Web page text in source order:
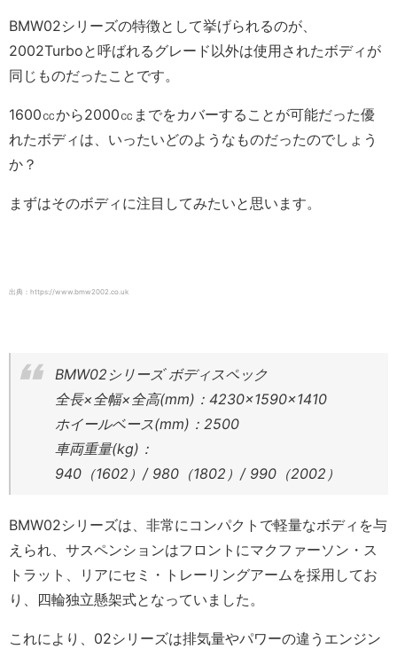
BMW02シリーズの特徴として挙げられるのが、
2002Turboと呼ばれるグレード以外は使用されたボディが
同じものだったことです。
1600㏄から2000㏄までをカバーすることが可能だった優
れたボディは、いったいどのようなものだったのでしょう
か？
まずはそのボディに注目してみたいと思います。
出典：https://www.bmw2002.co.uk
BMW02シリーズ ボディスペック
全長×全幅×全高(mm)：4230×1590×1410
ホイールベース(mm)：2500
車両重量(kg)：
940（1602）/ 980（1802）/ 990（2002）
BMW02シリーズは、非常にコンパクトで軽量なボディを与
えられ、サスペンションはフロントにマクファーソン・ス
トラット、リアにセミ・トレーリングアームを採用してお
り、四輪独立懸架式となっていました。
これにより、02シリーズは排気量やパワーの違うエンジン